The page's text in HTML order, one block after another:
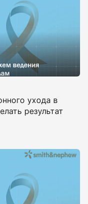
ухода в
результат